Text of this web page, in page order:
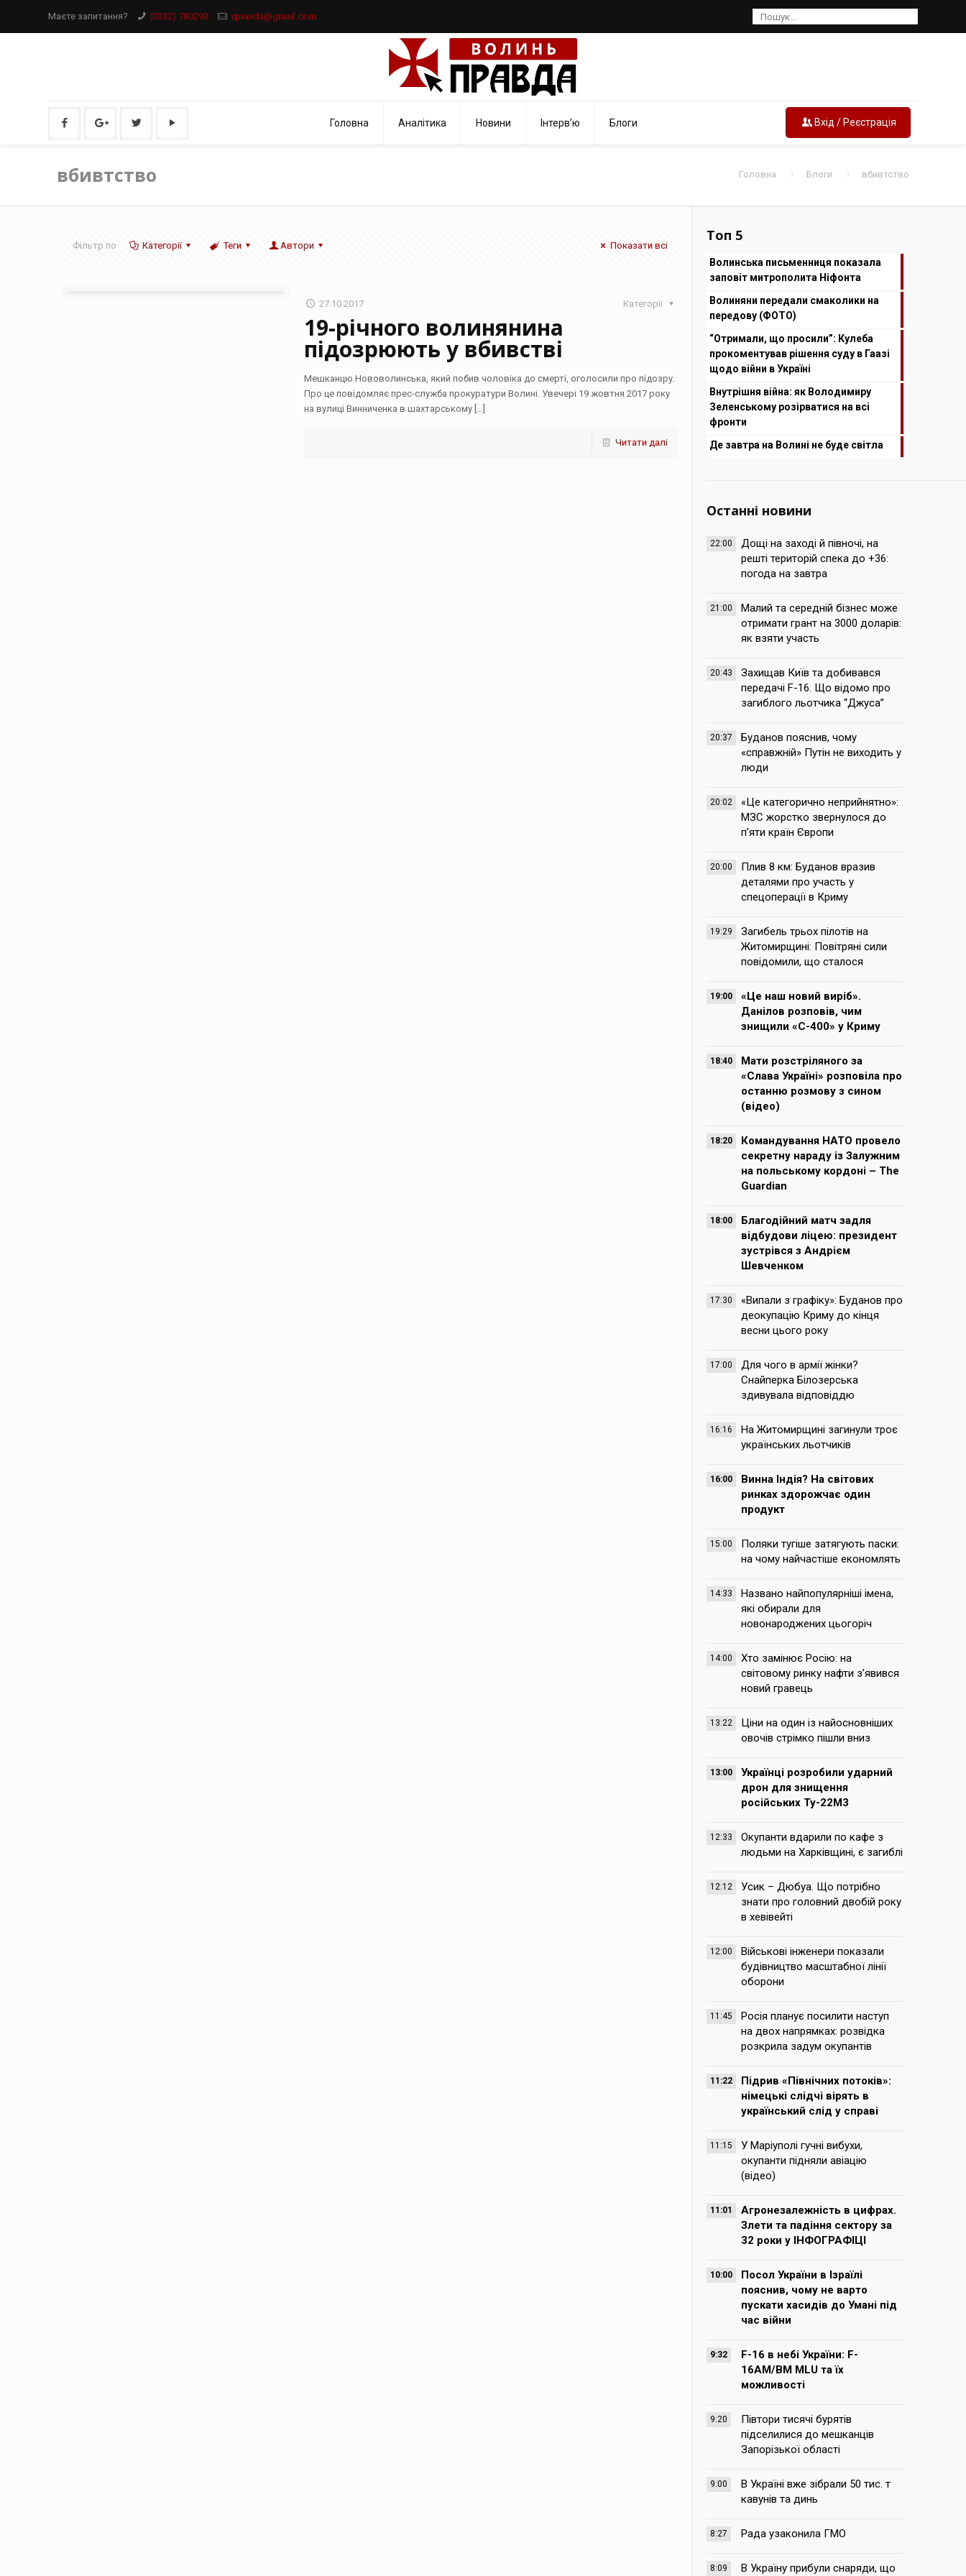
Маєте запитання? (0332) 780293 vpravda@gmail.com
Головна Аналітика Новини Інтерв’ю Блоги Вхід / Реєстрація
вбивтство Головна Блоги вбивтство
Фільтр по Категорії Теги Автори Показати всі
27.10.2017 Категорії
19-річного волинянина
підозрюють у вбивстві
Мешканцю Нововолинська, який побив чоловіка до смерті, оголосили про підозру.
Про це повідомляє прес-служба прокуратури Волині. Увечері 19 жовтня 2017 року
на вулиці Винниченка в шахтарському […]
Читати далі
Топ 5
Волинська письменниця показала
заповіт митрополита Ніфонта
Волиняни передали смаколики на
передову (ФОТО)
“Отримали, що просили”: Кулеба
прокоментував рішення суду в Гаазі
щодо війни в Україні
Внутрішня війна: як Володимиру
Зеленському розірватися на всі
фронти
Де завтра на Волині не буде світла
Останні новини
22:00
Дощі на заході й півночі, на
решті територій спека до +36:
погода на завтра
21:00
Малий та середній бізнес може
отримати грант на 3000 доларів:
як взяти участь
20:43
Захищав Київ та добивався
передачі F-16. Що відомо про
загиблого льотчика “Джуса”
20:37
Буданов пояснив, чому
«справжній» Путін не виходить у
люди
20:02
«Це категорично неприйнятно»:
МЗС жорстко звернулося до
п’яти країн Європи
20:00
Плив 8 км: Буданов вразив
деталями про участь у
спецоперації в Криму
19:29
Загибель трьох пілотів на
Житомирщині: Повітряні сили
повідомили, що сталося
19:00
«Це наш новий виріб».
Данілов розповів, чим
знищили «С-400» у Криму
18:40
Мати розстріляного за
«Слава Україні» розповіла про
останню розмову з сином
(відео)
18:20
Командування НАТО провело
секретну нараду із Залужним
на польському кордоні – The
Guardian
18:00
Благодійний матч задля
відбудови ліцею: президент
зустрівся з Андрієм
Шевченком
17:30
«Випали з графіку»: Буданов про
деокупацію Криму до кінця
весни цього року
17:00
Для чого в армії жінки?
Снайперка Білозерська
здивувала відповіддю
16:16
На Житомирщині загинули троє
українських льотчиків
16:00
Винна Індія? На світових
ринках здорожчає один
продукт
15:00
Поляки тугіше затягують паски:
на чому найчастіше економлять
14:33
Названо найпопулярніші імена,
які обирали для
новонароджених цьогоріч
14:00
Хто замінює Росію: на
світовому ринку нафти з’явився
новий гравець
13:22
Ціни на один із найосновніших
овочів стрімко пішли вниз
13:00
Українці розробили ударний
дрон для знищення
російських Ту-22М3
12:33
Окупанти вдарили по кафе з
людьми на Харківщині, є загиблі
12:12
Усик – Дюбуа. Що потрібно
знати про головний двобій року
в хевівейті
12:00
Військові інженери показали
будівництво масштабної лінії
оборони
11:45
Росія планує посилити наступ
на двох напрямках: розвідка
розкрила задум окупантів
11:22
Підрив «Північних потоків»:
німецькі слідчі вірять в
український слід у справі
11:15
У Маріуполі гучні вибухи,
окупанти підняли авіацію
(відео)
11:01
Агронезалежність в цифрах.
Злети та падіння сектору за
32 роки у ІНФОГРАФІЦІ
10:00
Посол України в Ізраїлі
пояснив, чому не варто
пускати хасидів до Умані під
час війни
9:32
F-16 в небі України: F-
16AM/BM MLU та їх
можливості
9:20
Півтори тисячі бурятів
підселилися до мешканців
Запорізької області
9:00
В Україні вже зібрали 50 тис. т
кавунів та динь
8:27 Рада узаконила ГМО
8:09 В Україну прибули снаряди, що